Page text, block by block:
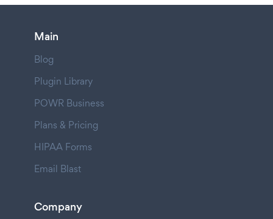
Main
Blog
Plugin Library
POWR Business
Plans & Pricing
HIPAA Forms
Email Blast
Company